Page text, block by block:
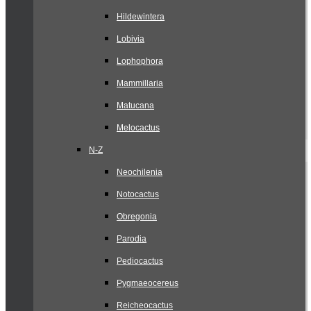
Hildewintera
Lobivia
Lophophora
Mammillaria
Matucana
Melocactus
N-Z
Neochilenia
Notocactus
Obregonia
Parodia
Pediocactus
Pygmaeocereus
Reicheocactus